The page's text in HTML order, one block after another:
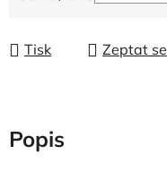
Tisk Zeptat se
Popis